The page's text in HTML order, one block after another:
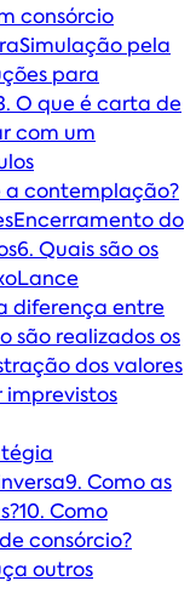
consórcio
Simulação pela
para
O que é carta de
com um
a contemplação?
Encerramento do
6. Quais são os
Lance
diferença entre
são realizados os
dos valores
9. Como as
10. Como
consórcio?
outros